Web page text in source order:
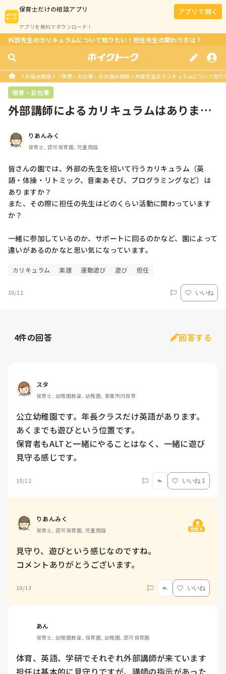
保育士だけの相談アプリ
アプリを無料でダウンロード！
アプリで開く
外部先生のカリキュラムについて知りたい！担任先生の関わり方は？
お悩み相談 「保育・お仕事」のお悩み相談 外部先生のカリキュラムについて知
保育・お仕事
外部講師によるカリキュラムはあります
りあんみく
保育士, 認可保育園, 児童施設
皆さんの園では、外部の先生を招いて行うカリキュラム（英
語・体操・リトミック、音楽あそび、プログラミングなど）は
ありますか？
また、その際に担任の先生はどのくらい活動に関わっています
か？
一緒に参加しているのか、サポートに回るのかなど、園によって
違いがあるのかなと思い気になっています。
カリキュラム 楽譜 運動遊び 遊び 担任
10/12 いいね
4件の回答 回答する
スタ
保育士, 幼稚園教諭, 幼稚園, 事業所内保育
公立幼稚園です。年長クラスだけ英語があります。
あくまでも遊びという位置です。
保育者もALTと一緒にやることはなく、一緒に遊び
見守る感じです。
10/12 いいね 1
りあんみく
保育士, 認可保育園, 児童施設 質問主
見守り、遊びという感じなのですね。
コメントありがとうございます。
10/13 いいね
あん
保育士, 幼稚園教諭, 保育園, 幼稚園, 認可保育園
体育、英語、学研でそれぞれ外部講師が来ています